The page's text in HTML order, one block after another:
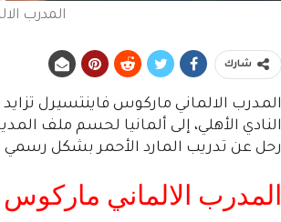
المدرب
شارك
المدرب الالماني ماركوس فاينتسيرل
النادي الأهلي، إلى ألمانيا لحسم ملف
رحل عن تدريب المارد الأحمر بشكل رسمي
المدرب الالماني ماركوس